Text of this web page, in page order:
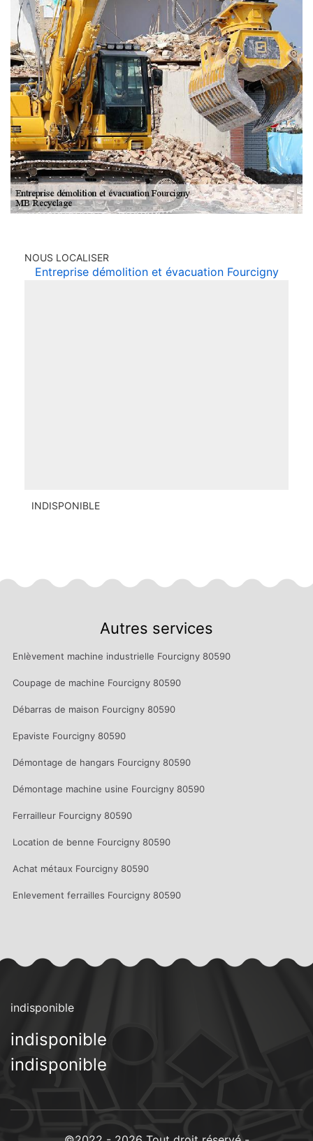
NOUS LOCALISER
Entreprise démolition et évacuation Fourcigny
INDISPONIBLE
Autres services
Enlèvement machine industrielle Fourcigny 80590
Coupage de machine Fourcigny 80590
Débarras de maison Fourcigny 80590
Epaviste Fourcigny 80590
Démontage de hangars Fourcigny 80590
Démontage machine usine Fourcigny 80590
Ferrailleur Fourcigny 80590
Location de benne Fourcigny 80590
Achat métaux Fourcigny 80590
Enlevement ferrailles Fourcigny 80590
indisponible
indisponible
indisponible